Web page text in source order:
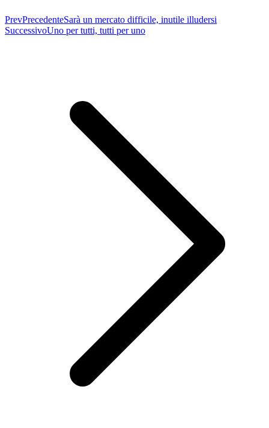
PrevPrecedenteSarà un mercato difficile, inutile illudersi
SuccessivoUno per tutti, tutti per uno